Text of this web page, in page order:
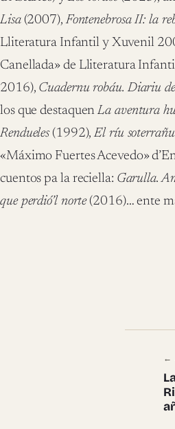
Lisa(2007),Fontenebrosa II: la
Lliteratura Infantil y Xuvenil
Canellada» de Lliteratura
2016), Cuadernu robáu. Diariu
los que destaquenLa aventura
Rendueles(1992),El ríu soterrañu
«Máximo Fuertes Acevedo»
cuentos pa la reciella: Garulla.
que perdió’l norte(2016)… ente
←